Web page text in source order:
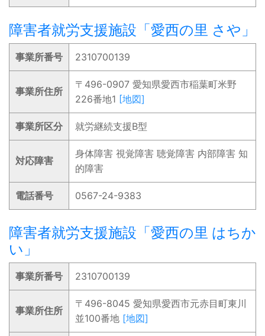
障害者就労支援施設「愛西の里 さや」
事業所番号 2310700139
事業所住所
〒496-0907 愛知県愛西市稲葉町米野
226番地1 [地図]
事業所区分 就労継続支援B型
対応障害
身体障害 視覚障害 聴覚障害 内部障害 知
的障害
電話番号 0567-24-9383
障害者就労支援施設「愛西の里 はちか
い」
事業所番号 2310700139
事業所住所
〒496-8045 愛知県愛西市元赤目町東川
並100番地 [地図]